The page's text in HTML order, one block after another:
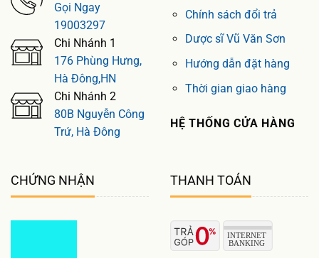
Gọi Ngay
19003297
Chi Nhánh 1
176 Phùng Hưng,
Hà Đông,HN
Chi Nhánh 2
80B Nguyễn Công
Trứ, Hà Đông
Chính sách đổi trả
Dược sĩ Vũ Văn Sơn
Hướng dẫn đặt hàng
Thời gian giao hàng
HỆ THỐNG CỬA HÀNG
CHỨNG NHẬN THANH TOÁN